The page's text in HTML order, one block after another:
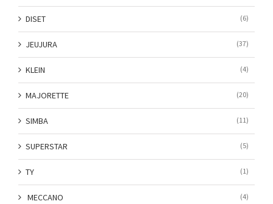
DISET (6)
JEUJURA (37)
KLEIN (4)
MAJORETTE (20)
SIMBA (11)
SUPERSTAR (5)
TY (1)
MECCANO (4)